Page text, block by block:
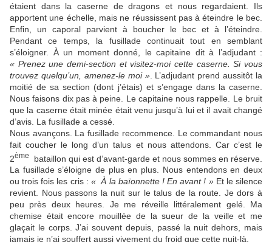
étaient dans la caserne de dragons et nous regardaient. Ils
apportent une échelle, mais ne réussissent pas à éteindre le bec.
Enfin, un caporal parvient à boucher le bec et à l’éteindre.
Pendant ce temps, la fusillade continuait tout en semblant
s’éloigner. À un moment donné, le capitaine dit à l’adjudant :
« Prenez une demi-section et visitez-moi cette caserne. Si vous
trouvez quelqu’un, amenez-le moi ». L’adjudant prend aussitôt la
moitié de sa section (dont j’étais) et s’engage dans la caserne.
Nous faisons dix pas à peine. Le capitaine nous rappelle. Le bruit
que la caserne était minée était venu jusqu’à lui et il avait changé
d’avis. La fusillade a cessé.
Nous avançons. La fusillade recommence. Le commandant nous
fait coucher le long d’un talus et nous attendons. Car c’est le
2ème
bataillon qui est d’avant-garde et nous sommes en réserve.
La fusillade s’éloigne de plus en plus. Nous entendons en deux
ou trois fois les cris : « À la baïonnette ! En avant ! »Et le silence
revient. Nous passons la nuit sur le talus de la route. Je dors à
peu près deux heures. Je me réveille littéralement gelé. Ma
chemise était encore mouillée de la sueur de la veille et me
glaçait le corps. J’ai souvent depuis, passé la nuit dehors, mais
jamais je n’ai souffert aussi vivement du froid que cette nuit-là.